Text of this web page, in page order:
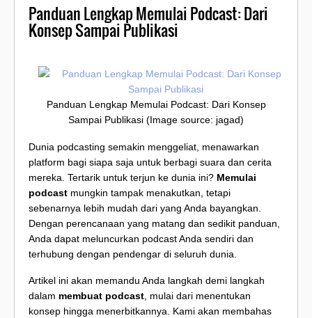
Panduan Lengkap Memulai Podcast: Dari
Konsep Sampai Publikasi
Panduan Lengkap Memulai Podcast: Dari Konsep
Sampai Publikasi (Image source: jagad)
Dunia podcasting semakin menggeliat, menawarkan
platform bagi siapa saja untuk berbagi suara dan cerita
mereka. Tertarik untuk terjun ke dunia ini? Memulai
podcast mungkin tampak menakutkan, tetapi
sebenarnya lebih mudah dari yang Anda bayangkan.
Dengan perencanaan yang matang dan sedikit panduan,
Anda dapat meluncurkan podcast Anda sendiri dan
terhubung dengan pendengar di seluruh dunia.
Artikel ini akan memandu Anda langkah demi langkah
dalam membuat podcast, mulai dari menentukan
konsep hingga menerbitkannya. Kami akan membahas